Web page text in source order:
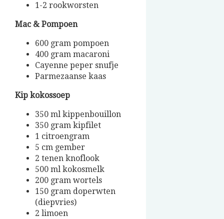
1-2 rookworsten
Mac & Pompoen
600 gram pompoen
400 gram macaroni
Cayenne peper snufje
Parmezaanse kaas
Kip kokossoep
350 ml kippenbouillon
350 gram kipfilet
1 citroengram
5 cm gember
2 tenen knoflook
500 ml kokosmelk
200 gram wortels
150 gram doperwten
(diepvries)
2 limoen